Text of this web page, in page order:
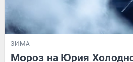
ЗИМА
Мороз на Юрия